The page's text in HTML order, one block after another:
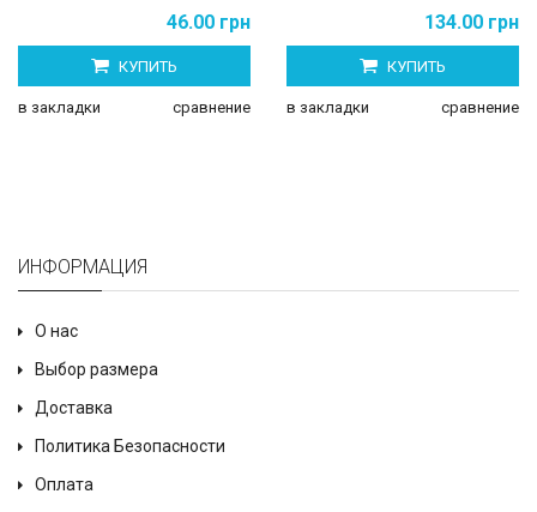
46.00 грн
КУПИТЬ
в закладки сравнение
134.00 грн
КУПИТЬ
в закладки сравнение
ИНФОРМАЦИЯ
О нас
Выбор размера
Доставка
Политика Безопасности
Оплата